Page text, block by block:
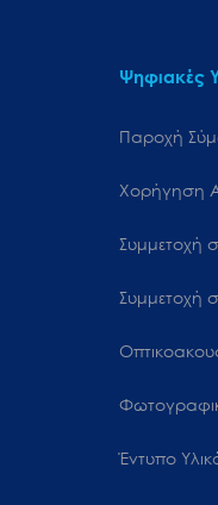
Ψηφιακές
Παροχή
Χορήγηση
Συμμετοχή
Συμμετοχή
Έντυπο